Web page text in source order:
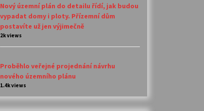
Nový územní plán do detailu řídí, jak budou
vypadat domy i ploty. Přízemní dům
postavíte už jen výjimečně
2k views
Proběhlo veřejné projednání návrhu
nového územního plánu
1.4k views